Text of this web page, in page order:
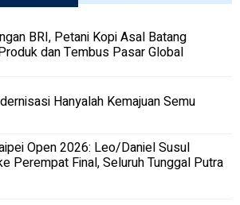
BRI, Petani Kopi Asal Batang
dan Tembus Pasar Global
Hanyalah Kemajuan Semu
Open 2026: Leo/Daniel Susul
Perempat Final, Seluruh Tunggal Putra